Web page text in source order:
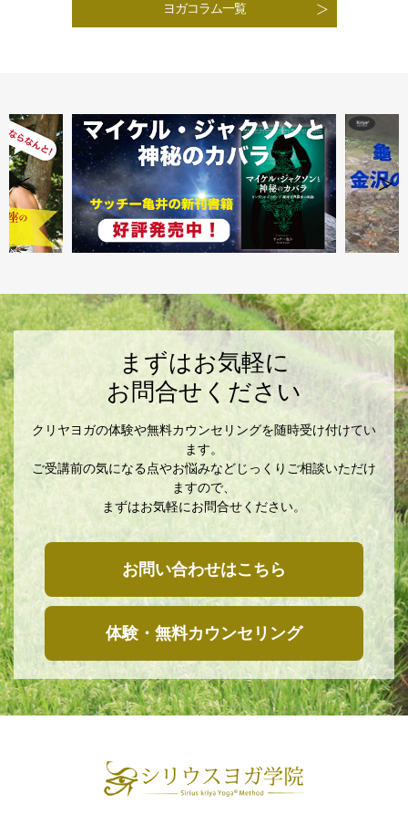
ヨガコラム一覧
まずはお気軽に
お問合せください
クリヤヨガの体験や無料カウンセリングを随時受け付けてい
ます。
ご受講前の気になる点やお悩みなどじっくりご相談いただけ
ますので、
まずはお気軽にお問合せください。
お問い合わせはこちら
体験・無料カウンセリング